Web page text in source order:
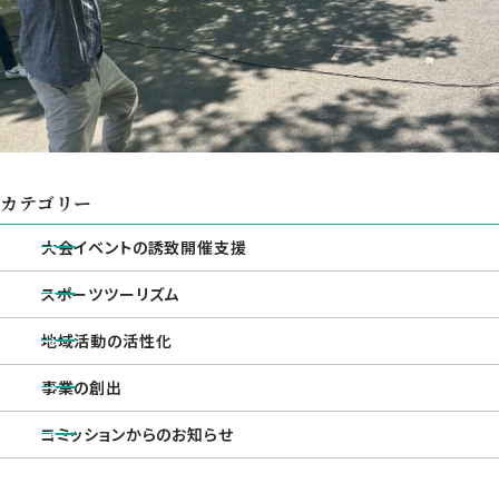
カテゴリー
大会イベントの誘致開催支援
スポーツツーリズム
地域活動の活性化
事業の創出
コミッションからのお知らせ